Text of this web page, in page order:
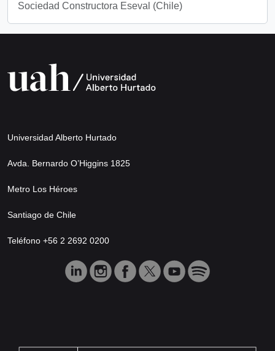
Sociedad Constructora Eseval (Chile)
Universidad Alberto Hurtado
Avda. Bernardo O’Higgins 1825
Metro Los Héroes
Santiago de Chile
Teléfono +56 2 2692 0200